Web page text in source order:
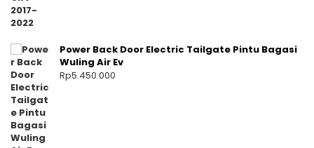
Power Back Door Electric Tailgate Pintu Bagasi
Wuling Air Ev
Rp5.450.000